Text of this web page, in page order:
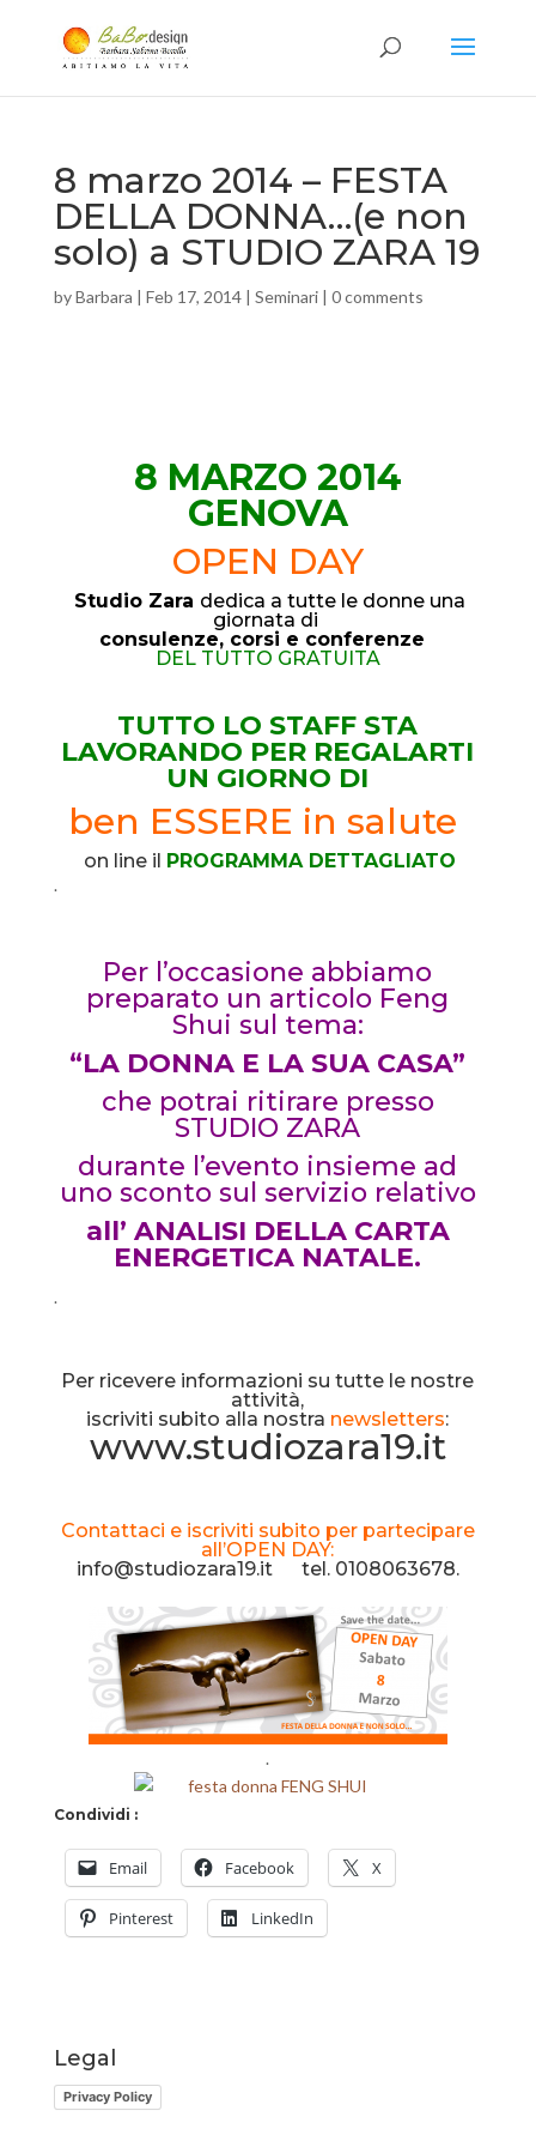
8 marzo 2014 – FESTA
DELLA DONNA…(e non
solo) a STUDIO ZARA 19
byBarbara | Feb 17, 2014| Seminari| 0 comments
8 MARZO 2014
GENOVA
OPEN DAY
Studio Zara dedica a tutte le donne una
giornata di
consulenze, corsi e conferenze
DEL TUTTO GRATUITA
TUTTO LO STAFF STA
LAVORANDO PER REGALARTI
UN GIORNO DI
ben ESSERE in salute
on line il PROGRAMMA DETTAGLIATO
.
Per l’occasione abbiamo
preparato un articolo Feng
Shui sul tema:
“LA DONNA E LA SUA CASA”
che potrai ritirare presso
STUDIO ZARA
durante l’evento insieme ad
uno sconto sul servizio relativo
all’ ANALISI DELLA CARTA
ENERGETICA NATALE.
.
Per ricevere informazioni su tutte le nostre
attività,
iscriviti subito alla nostra newsletters:
www.studiozara19.it
Contattaci e iscriviti subito per partecipare
all’OPEN DAY:
info@studiozara19.it tel. 0108063678.
.
Condividi :
Email Facebook X
Pinterest LinkedIn
Legal
Privacy Policy